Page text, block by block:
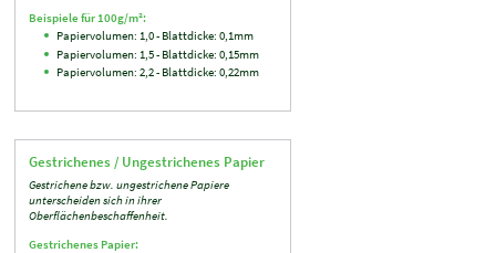
Beispiele für 100g/m²:
Papiervolumen: 1,0 - Blattdicke: 0,1mm
Papiervolumen: 1,5 - Blattdicke: 0,15mm
Papiervolumen: 2,2 - Blattdicke: 0,22mm
Gestrichenes / Ungestrichenes Papier
Gestrichene bzw. ungestrichene Papiere
unterscheiden sich in ihrer
Oberflächenbeschaffenheit.
Gestrichenes Papier: